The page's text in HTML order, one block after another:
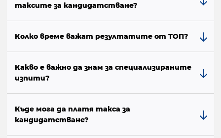
таксите за кандидатстване?
Колко време важат резултатите от ТОП?
Какво е важно да знам за специализираните
изпити?
Къде мога да платя такса за
кандидатстване?